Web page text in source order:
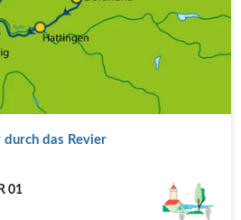
das Revier
01